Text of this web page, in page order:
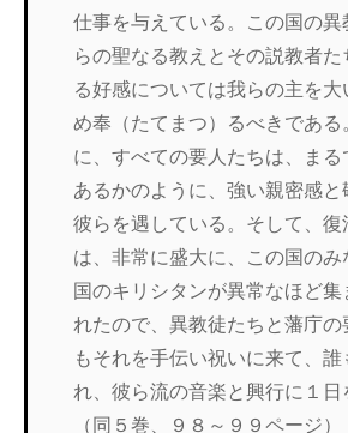
仕事を与えている。この国の異
らの聖なる教えとその説教者た
る好感については我らの主を大
め奉（たてまつ）るべきである
に、すべての要人たちは、ま
あるかのように、強い親密感と
彼らを遇している。そして、復
は、非常に盛大に、この国の
国のキリシタンが異常なほど集
れたので、異教徒たちと藩庁の
もそれを手伝い祝いに来て、
れ、彼ら流の音楽と興行に１日
（同５巻、９８～９９ページ）